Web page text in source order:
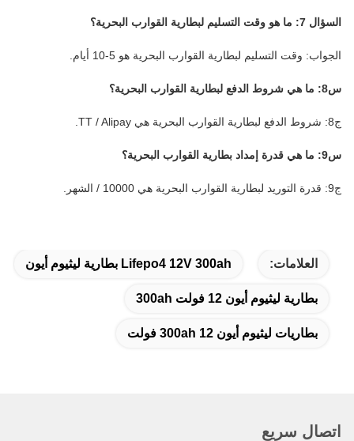
السؤال 7: ما هو وقت التسليم لبطارية القوارب البحرية؟
الجواب: وقت التسليم لبطارية القوارب البحرية هو 5-10 أيام.
س8: ما هي شروط الدفع لبطارية القوارب البحرية؟
ج8: شروط الدفع لبطارية القوارب البحرية هي TT / Alipay.
س9: ما هي قدرة إمداد بطارية القوارب البحرية؟
ج9: قدرة التوريد لبطارية القوارب البحرية هي 10000 / الشهر.
العلامات: Lifepo4 12V 300ah بطارية ليثيوم أيون
بطارية ليثيوم أيون 12 فولت 300ah
بطاريات ليثيوم أيون 300ah 12 فولت
اتصال سريع